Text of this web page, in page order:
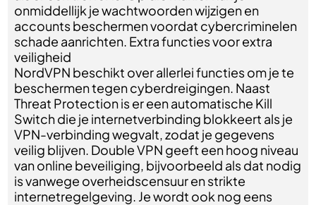
onmiddellijk je wachtwoorden wijzigen en
accounts beschermen voordat cybercriminelen
schade aanrichten. Extra functies voor extra
veiligheid
NordVPN beschikt over allerlei functies om je te
beschermen tegen cyberdreigingen. Naast
Threat Protection is er een automatische Kill
Switch die je internetverbinding blokkeert als je
VPN-verbinding wegvalt, zodat je gegevens
veilig blijven. Double VPN geeft een hoog niveau
van online beveiliging, bijvoorbeeld als dat nodig
is vanwege overheidscensuur en strikte
internetregelgeving. Je wordt ook nog eens